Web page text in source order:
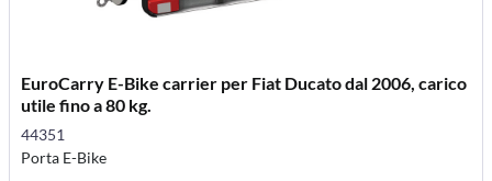
EuroCarry E-Bike carrier per Fiat Ducato dal 2006, carico
utile fino a 80 kg.
44351
Porta E-Bike